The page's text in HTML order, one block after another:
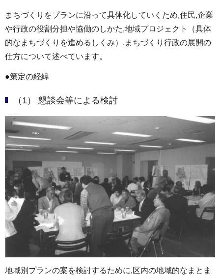
まちづくりをプランに沿って具体化していくため,住民,企業
や行政の役割分担や協働のしかた,地域プロジェクト（具体
的なまちづくりを進めるしくみ）,まちづくり行政の展開の
仕方について述べています。
●策定の経緯
（1） 懇談会等による検討
地域別プランの案を検討するために,区内の地域的なまとま